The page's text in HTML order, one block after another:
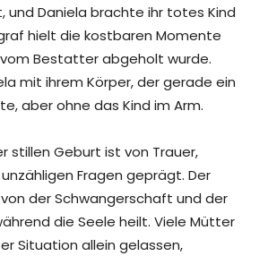
und Daniela brachte ihr totes Kind
hielt die kostbaren Momente
Bestatter abgeholt wurde.
mit ihrem Körper, der gerade ein
aber ohne das Kind im Arm.
stillen Geburt ist von Trauer,
Fragen geprägt. Der
der Schwangerschaft und der
die Seele heilt. Viele Mütter
Situation allein gelassen,